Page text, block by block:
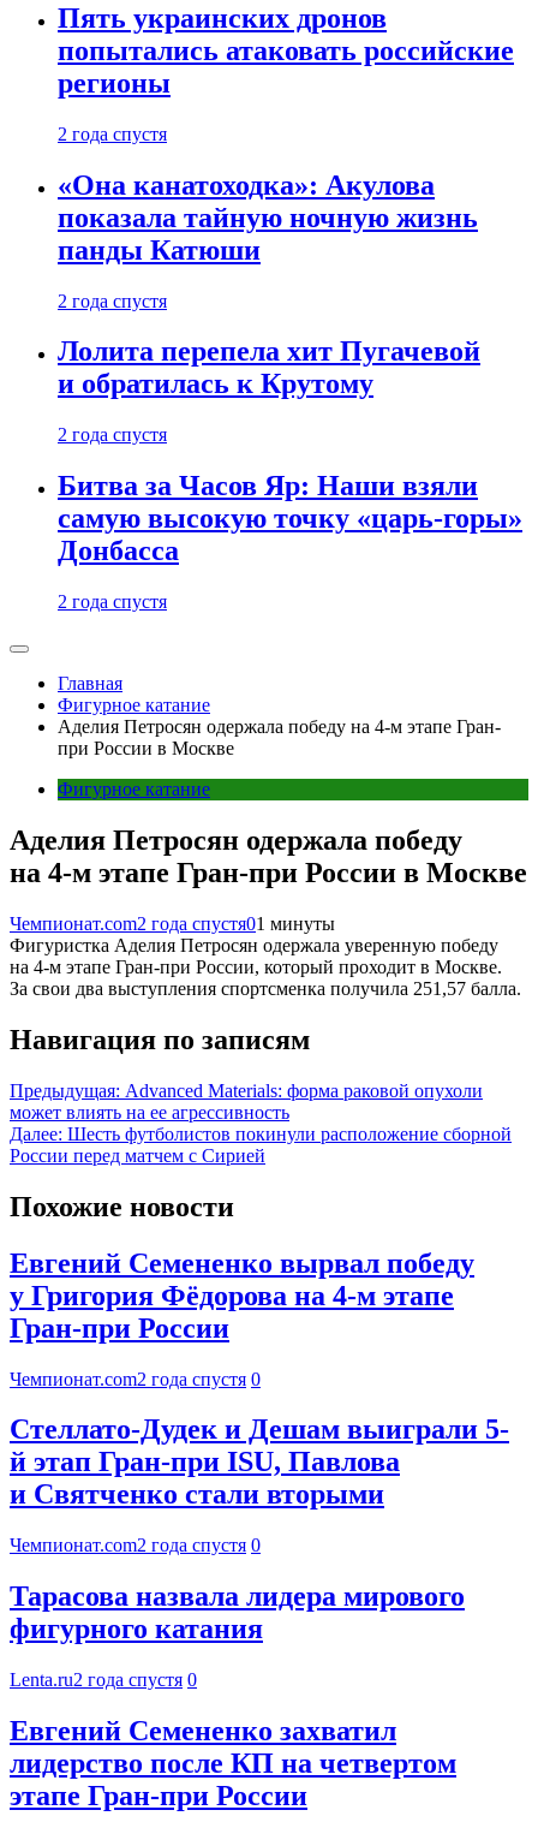
Пять украинских дронов
попытались атаковать российские
регионы
2 года спустя
«Она канатоходка»: Акулова
показала тайную ночную жизнь
панды Катюши
2 года спустя
Лолита перепела хит Пугачевой
и обратилась к Крутому
2 года спустя
Битва за Часов Яр: Наши взяли
самую высокую точку «царь-горы»
Донбасса
2 года спустя
Главная
Фигурное катание
Аделия Петросян одержала победу на 4-м этапе Гран-
при России в Москве
Фигурное катание
Аделия Петросян одержала победу
на 4-м этапе Гран-при России в Москве
Чемпионат.com2 года спустя01 минуты
Фигуристка Аделия Петросян одержала уверенную победу
на 4-м этапе Гран-при России, который проходит в Москве.
За свои два выступления спортсменка получила 251,57 балла.
Навигация по записям
Предыдущая: Advanced Materials: форма раковой опухоли
может влиять на ее агрессивность
Далее: Шесть футболистов покинули расположение сборной
России перед матчем с Сирией
Похожие новости
Евгений Семененко вырвал победу
у Григория Фёдорова на 4-м этапе
Гран-при России
Чемпионат.com2 года спустя 0
Стеллато-Дудек и Дешам выиграли 5-
й этап Гран-при ISU, Павлова
и Святченко стали вторыми
Чемпионат.com2 года спустя 0
Тарасова назвала лидера мирового
фигурного катания
Lenta.ru2 года спустя 0
Евгений Семененко захватил
лидерство после КП на четвертом
этапе Гран-при России